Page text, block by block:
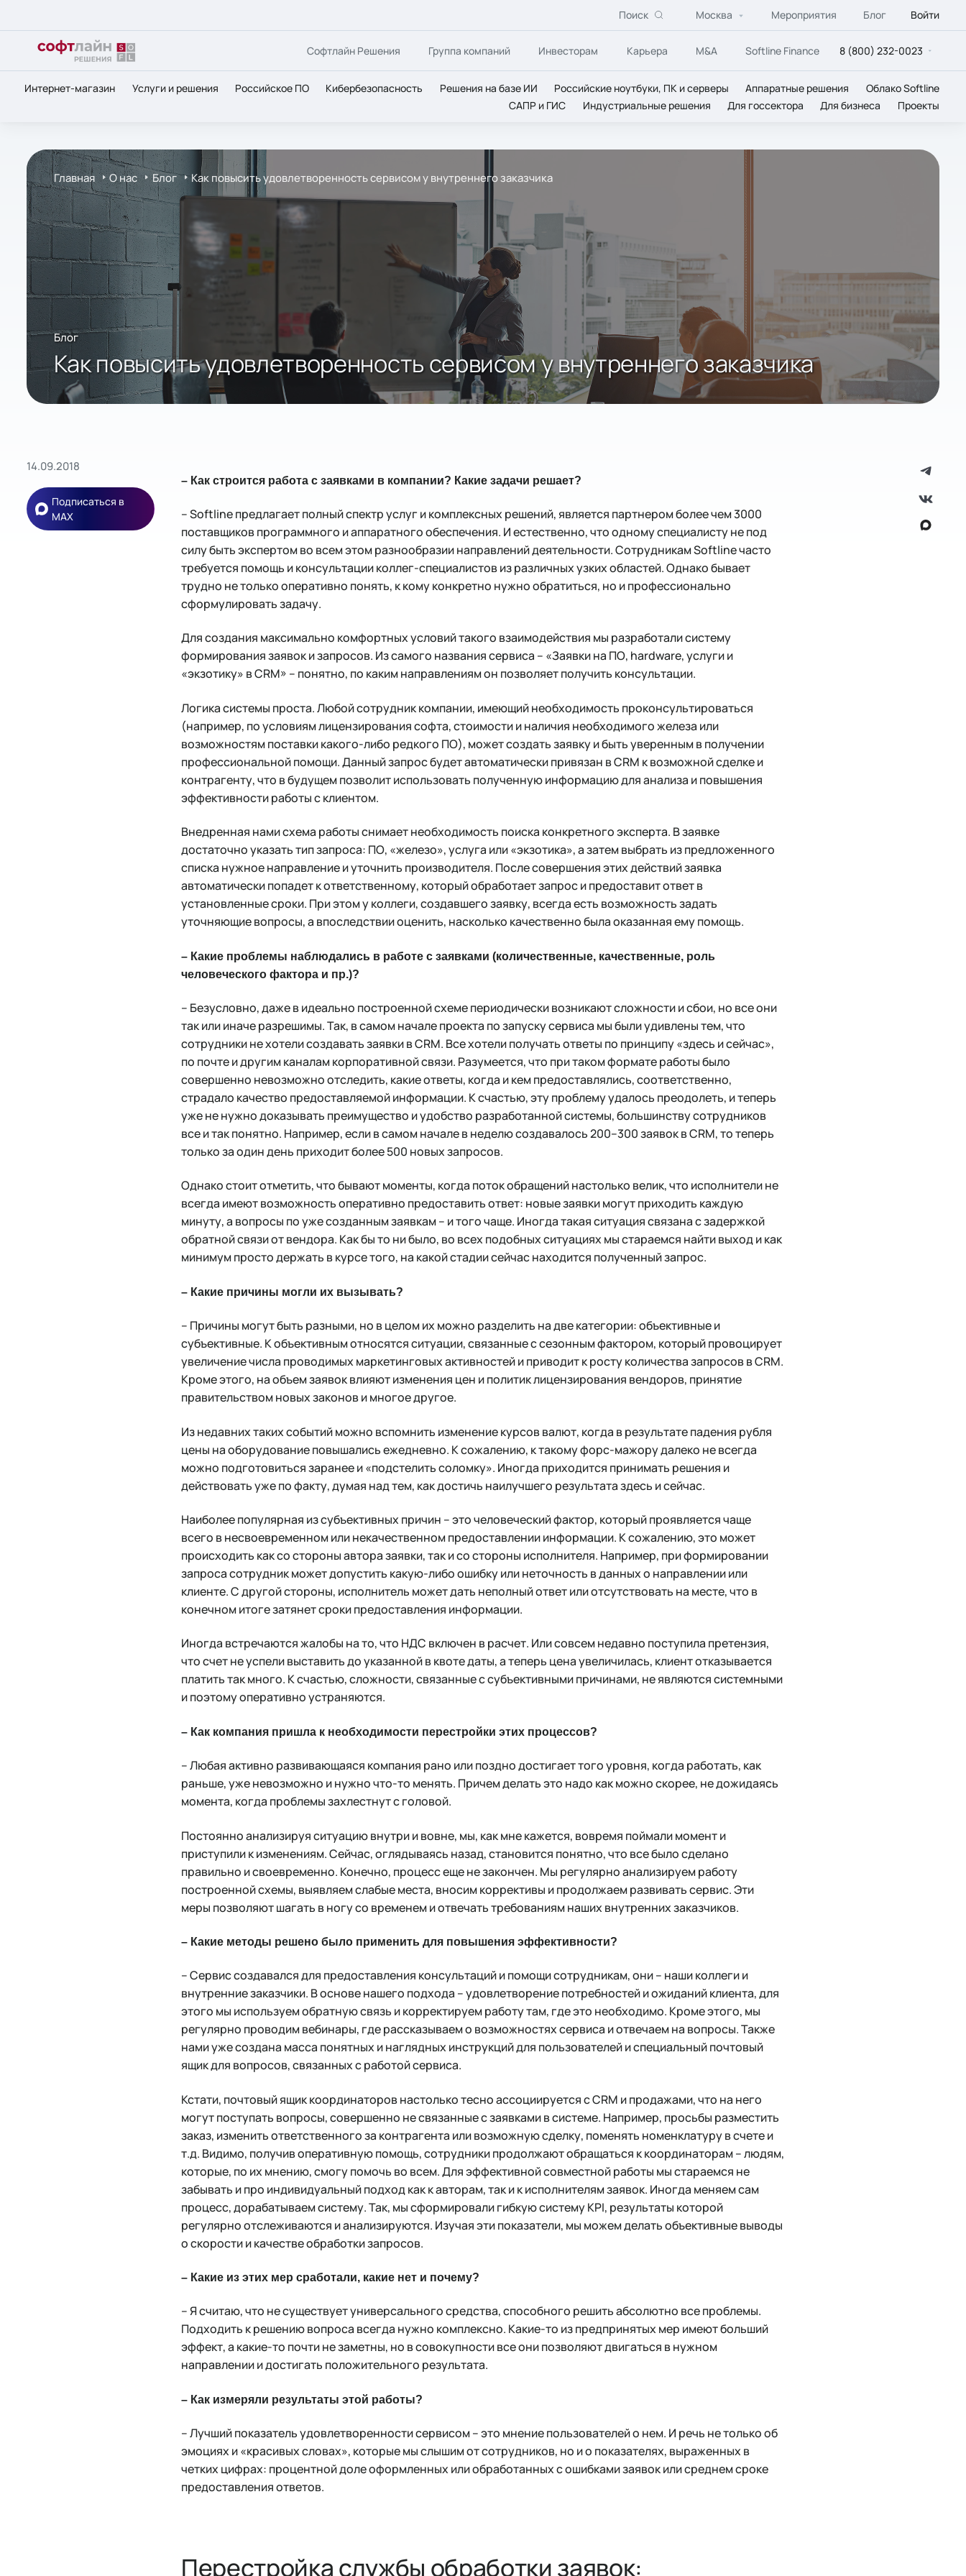
Поиск Москва Мероприятия Блог Войти
Софтлайн Решения Группа компаний Инвесторам Карьера M&A Softline Finance 8 (800) 232-0023
Интернет-магазин Услуги и решения Российское ПО Кибербезопасность Решения на базе ИИ Российские ноутбуки, ПК и серверы Аппаратные решения
Облако Softline
САПР и ГИС
Индустриальные решения Для госсектора Для бизнеса Проекты
Главная О нас Блог Как повысить удовлетворенность сервисом у внутреннего заказчика
Блог
Как повысить удовлетворенность сервисом у внутреннего заказчика
14.09.2018
Подписаться в
MAX
– Как строится работа с заявками в компании? Какие задачи решает?
– Softline предлагает полный спектр услуг и комплексных решений, является партнером более чем 3000
поставщиков программного и аппаратного обеспечения. И естественно, что одному специалисту не под
силу быть экспертом во всем этом разнообразии направлений деятельности. Сотрудникам Softline часто
требуется помощь и консультации коллег-специалистов из различных узких областей. Однако бывает
трудно не только оперативно понять, к кому конкретно нужно обратиться, но и профессионально
сформулировать задачу.
Для создания максимально комфортных условий такого взаимодействия мы разработали систему
формирования заявок и запросов. Из самого названия сервиса – «Заявки на ПО, hardware, услуги и
«экзотику» в CRM» – понятно, по каким направлениям он позволяет получить консультации.
Логика системы проста. Любой сотрудник компании, имеющий необходимость проконсультироваться
(например, по условиям лицензирования софта, стоимости и наличия необходимого железа или
возможностям поставки какого-либо редкого ПО), может создать заявку и быть уверенным в получении
профессиональной помощи. Данный запрос будет автоматически привязан в CRM к возможной сделке и
контрагенту, что в будущем позволит использовать полученную информацию для анализа и повышения
эффективности работы с клиентом.
Внедренная нами схема работы снимает необходимость поиска конкретного эксперта. В заявке
достаточно указать тип запроса: ПО, «железо», услуга или «экзотика», а затем выбрать из предложенного
списка нужное направление и уточнить производителя. После совершения этих действий заявка
автоматически попадет к ответственному, который обработает запрос и предоставит ответ в
установленные сроки. При этом у коллеги, создавшего заявку, всегда есть возможность задать
уточняющие вопросы, а впоследствии оценить, насколько качественно была оказанная ему помощь.
– Какие проблемы наблюдались в работе с заявками (количественные, качественные, роль
человеческого фактора и пр.)?
– Безусловно, даже в идеально построенной схеме периодически возникают сложности и сбои, но все они
так или иначе разрешимы. Так, в самом начале проекта по запуску сервиса мы были удивлены тем, что
сотрудники не хотели создавать заявки в CRM. Все хотели получать ответы по принципу «здесь и сейчас»,
по почте и другим каналам корпоративной связи. Разумеется, что при таком формате работы было
совершенно невозможно отследить, какие ответы, когда и кем предоставлялись, соответственно,
страдало качество предоставляемой информации. К счастью, эту проблему удалось преодолеть, и теперь
уже не нужно доказывать преимущество и удобство разработанной системы, большинству сотрудников
все и так понятно. Например, если в самом начале в неделю создавалось 200–300 заявок в CRM, то теперь
только за один день приходит более 500 новых запросов.
Однако стоит отметить, что бывают моменты, когда поток обращений настолько велик, что исполнители не
всегда имеют возможность оперативно предоставить ответ: новые заявки могут приходить каждую
минуту, а вопросы по уже созданным заявкам – и того чаще. Иногда такая ситуация связана с задержкой
обратной связи от вендора. Как бы то ни было, во всех подобных ситуациях мы стараемся найти выход и как
минимум просто держать в курсе того, на какой стадии сейчас находится полученный запрос.
– Какие причины могли их вызывать?
– Причины могут быть разными, но в целом их можно разделить на две категории: объективные и
субъективные. К объективным относятся ситуации, связанные с сезонным фактором, который провоцирует
увеличение числа проводимых маркетинговых активностей и приводит к росту количества запросов в CRM.
Кроме этого, на объем заявок влияют изменения цен и политик лицензирования вендоров, принятие
правительством новых законов и многое другое.
Из недавних таких событий можно вспомнить изменение курсов валют, когда в результате падения рубля
цены на оборудование повышались ежедневно. К сожалению, к такому форс-мажору далеко не всегда
можно подготовиться заранее и «подстелить соломку». Иногда приходится принимать решения и
действовать уже по факту, думая над тем, как достичь наилучшего результата здесь и сейчас.
Наиболее популярная из субъективных причин – это человеческий фактор, который проявляется чаще
всего в несвоевременном или некачественном предоставлении информации. К сожалению, это может
происходить как со стороны автора заявки, так и со стороны исполнителя. Например, при формировании
запроса сотрудник может допустить какую-либо ошибку или неточность в данных о направлении или
клиенте. С другой стороны, исполнитель может дать неполный ответ или отсутствовать на месте, что в
конечном итоге затянет сроки предоставления информации.
Иногда встречаются жалобы на то, что НДС включен в расчет. Или совсем недавно поступила претензия,
что счет не успели выставить до указанной в квоте даты, а теперь цена увеличилась, клиент отказывается
платить так много. К счастью, сложности, связанные с субъективными причинами, не являются системными
и поэтому оперативно устраняются.
– Как компания пришла к необходимости перестройки этих процессов?
– Любая активно развивающаяся компания рано или поздно достигает того уровня, когда работать, как
раньше, уже невозможно и нужно что-то менять. Причем делать это надо как можно скорее, не дожидаясь
момента, когда проблемы захлестнут с головой.
Постоянно анализируя ситуацию внутри и вовне, мы, как мне кажется, вовремя поймали момент и
приступили к изменениям. Сейчас, оглядываясь назад, становится понятно, что все было сделано
правильно и своевременно. Конечно, процесс еще не закончен. Мы регулярно анализируем работу
построенной схемы, выявляем слабые места, вносим коррективы и продолжаем развивать сервис. Эти
меры позволяют шагать в ногу со временем и отвечать требованиям наших внутренних заказчиков.
– Какие методы решено было применить для повышения эффективности?
– Сервис создавался для предоставления консультаций и помощи сотрудникам, они – наши коллеги и
внутренние заказчики. В основе нашего подхода – удовлетворение потребностей и ожиданий клиента, для
этого мы используем обратную связь и корректируем работу там, где это необходимо. Кроме этого, мы
регулярно проводим вебинары, где рассказываем о возможностях сервиса и отвечаем на вопросы. Также
нами уже создана масса понятных и наглядных инструкций для пользователей и специальный почтовый
ящик для вопросов, связанных с работой сервиса.
Кстати, почтовый ящик координаторов настолько тесно ассоциируется с CRM и продажами, что на него
могут поступать вопросы, совершенно не связанные с заявками в системе. Например, просьбы разместить
заказ, изменить ответственного за контрагента или возможную сделку, поменять номенклатуру в счете и
т.д. Видимо, получив оперативную помощь, сотрудники продолжают обращаться к координаторам – людям,
которые, по их мнению, смогу помочь во всем. Для эффективной совместной работы мы стараемся не
забывать и про индивидуальный подход как к авторам, так и к исполнителям заявок. Иногда меняем сам
процесс, дорабатываем систему. Так, мы сформировали гибкую систему KPI, результаты которой
регулярно отслеживаются и анализируются. Изучая эти показатели, мы можем делать объективные выводы
о скорости и качестве обработки запросов.
– Какие из этих мер сработали, какие нет и почему?
– Я считаю, что не существует универсального средства, способного решить абсолютно все проблемы.
Подходить к решению вопроса всегда нужно комплексно. Какие-то из предпринятых мер имеют больший
эффект, а какие-то почти не заметны, но в совокупности все они позволяют двигаться в нужном
направлении и достигать положительного результата.
– Как измеряли результаты этой работы?
– Лучший показатель удовлетворенности сервисом – это мнение пользователей о нем. И речь не только об
эмоциях и «красивых словах», которые мы слышим от сотрудников, но и о показателях, выраженных в
четких цифрах: процентной доле оформленных или обработанных с ошибками заявок или среднем сроке
предоставления ответов.
Перестройка службы обработки заявок: